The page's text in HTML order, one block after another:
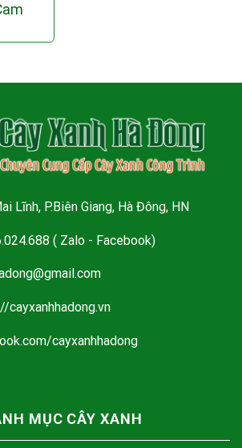
Lĩnh, P.Biên Giang, Hà Đông, HN
( Zalo - Facebook)
cayxanhhadong
MỤC CÂY XANH